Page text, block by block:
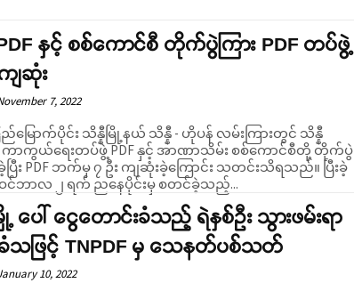
နှင့် စစ်ကောင်စီ တိုက်ပွဲကြား PDF တပ်ဖွဲ့
ျဆုံး
7, 2022
ည်မြောက်ပိုင်း သိန္နီမြို့နယ် သိန္နီ - ဟိုပန် လမ်းကြားတွင် သိန္နီ
ာကွယ်ရေးတပ်ဖွဲ့ PDF နှင့် အာဏာသိမ်း စစ်ကောင်စီတို့ တိုက်ပွဲ
ခဲ့ပြီး PDF ဘက်မှ ၇ ဦး ကျဆုံးခဲ့ကြောင်း သတင်းသိရသည်။ ပြီးခဲ့
ဘာလ ၂ ရက် ညနေပိုင်းမှ စတင်ခဲ့သည့်...
ပေါ် ငွေတောင်းခံသည့် ရဲနှစ်ဦး သွားဖမ်းရာ
ခံသဖြင့် TNPDF မှ သေနတ်ပစ်သတ်
10, 2022